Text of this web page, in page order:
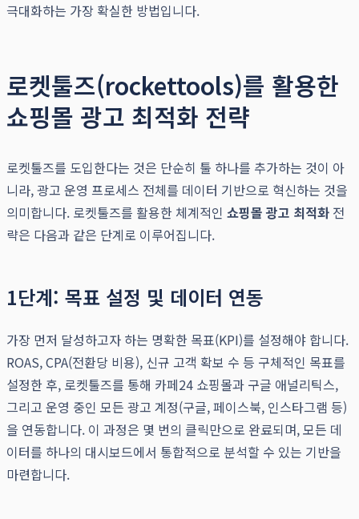
극대화하는 가장 확실한 방법입니다.
로켓툴즈(rockettools)를 활용한
쇼핑몰 광고 최적화 전략
로켓툴즈를 도입한다는 것은 단순히 툴 하나를 추가하는 것이 아
니라, 광고 운영 프로세스 전체를 데이터 기반으로 혁신하는 것을
의미합니다. 로켓툴즈를 활용한 체계적인 쇼핑몰 광고 최적화 전
략은 다음과 같은 단계로 이루어집니다.
1단계: 목표 설정 및 데이터 연동
가장 먼저 달성하고자 하는 명확한 목표(KPI)를 설정해야 합니다.
ROAS, CPA(전환당 비용), 신규 고객 확보 수 등 구체적인 목표를
설정한 후, 로켓툴즈를 통해 카페24 쇼핑몰과 구글 애널리틱스,
그리고 운영 중인 모든 광고 계정(구글, 페이스북, 인스타그램 등)
을 연동합니다. 이 과정은 몇 번의 클릭만으로 완료되며, 모든 데
이터를 하나의 대시보드에서 통합적으로 분석할 수 있는 기반을
마련합니다.